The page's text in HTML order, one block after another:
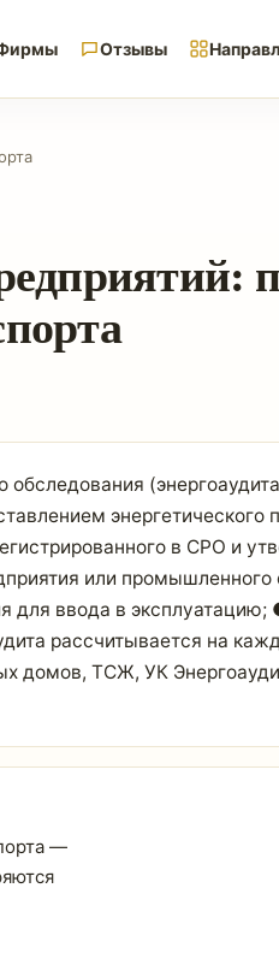
Отзывы
энергетического
в СРО и
или промышленного
ввода в
рассчитывается на
домов, ТСЖ, УК
—